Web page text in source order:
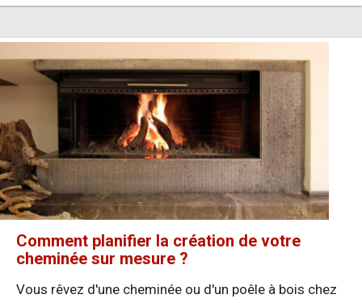
Comment planifier la création de votre
cheminée sur mesure ?
Vous rêvez d'une cheminée ou d'un poêle à bois chez